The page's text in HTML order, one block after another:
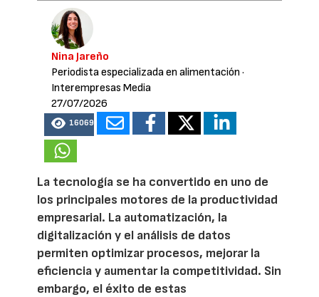
Nina Jareño
Periodista especializada en alimentación ·
Interempresas Media
27/07/2026
16069
La tecnología se ha convertido en uno de
los principales motores de la productividad
empresarial. La automatización, la
digitalización y el análisis de datos
permiten optimizar procesos, mejorar la
eficiencia y aumentar la competitividad. Sin
embargo, el éxito de estas